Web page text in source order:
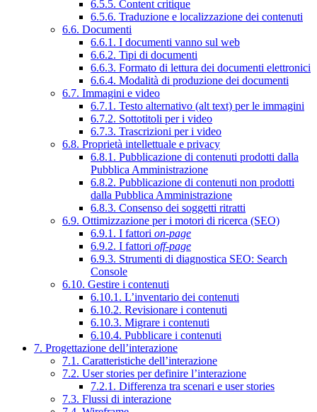
6.5.5. Content critique
6.5.6. Traduzione e localizzazione dei contenuti
6.6. Documenti
6.6.1. I documenti vanno sul web
6.6.2. Tipi di documenti
6.6.3. Formato di lettura dei documenti elettronici
6.6.4. Modalità di produzione dei documenti
6.7. Immagini e video
6.7.1. Testo alternativo (alt text) per le immagini
6.7.2. Sottotitoli per i video
6.7.3. Trascrizioni per i video
6.8. Proprietà intellettuale e privacy
6.8.1. Pubblicazione di contenuti prodotti dalla
Pubblica Amministrazione
6.8.2. Pubblicazione di contenuti non prodotti
dalla Pubblica Amministrazione
6.8.3. Consenso dei soggetti ritratti
6.9. Ottimizzazione per i motori di ricerca (SEO)
6.9.1. I fattori on-page
6.9.2. I fattori off-page
6.9.3. Strumenti di diagnostica SEO: Search
Console
6.10. Gestire i contenuti
6.10.1. L’inventario dei contenuti
6.10.2. Revisionare i contenuti
6.10.3. Migrare i contenuti
6.10.4. Pubblicare i contenuti
7. Progettazione dell’interazione
7.1. Caratteristiche dell’interazione
7.2. User stories per definire l’interazione
7.2.1. Differenza tra scenari e user stories
7.3. Flussi di interazione